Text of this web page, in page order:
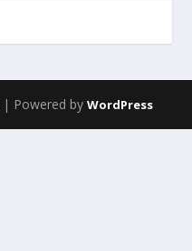
| Powered by WordPress